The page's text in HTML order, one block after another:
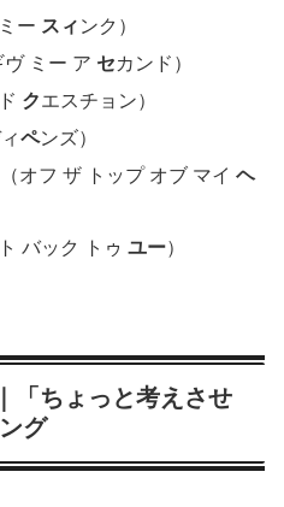
ー スィ ンク）
ヴ ミー ア セカンド）
クエスチョン）
ペンズ）
（オフ ザ トップ オブ マイヘ
ト バック トゥユー）
「ちょっと考えさせ
グ